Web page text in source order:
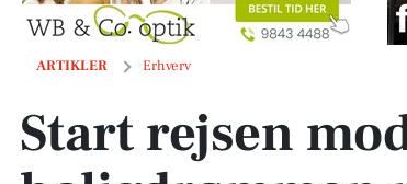
ARTIKLER Erhverv
Start rejsen mod boligdrømmen med
Start rejsen